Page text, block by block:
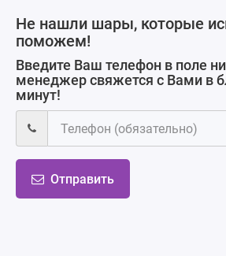
Не нашли шары, которые
поможем!
Введите Ваш телефон в поле
менеджер свяжется с Вами в
минут!
Отправить